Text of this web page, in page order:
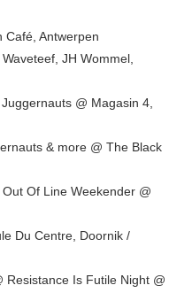
Antwerpen
JH Wommel,
@ Magasin 4,
& more @ The Black
Of Line Weekender @
Du Centre, Doornik /
Is Futile Night @